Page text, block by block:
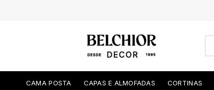
CAMA POSTA CAPAS E ALMOFADAS CORTINAS